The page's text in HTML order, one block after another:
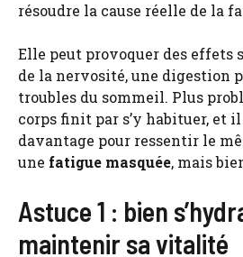
résoudre la cause réelle de la
Elle peut provoquer des effets
de la nervosité, une digestion
troubles du sommeil. Plus
corps finit par s’y habituer, et
davantage pour ressentir le
une fatigue masquée, mais
Astuce 1 : bien
maintenir sa vitalité